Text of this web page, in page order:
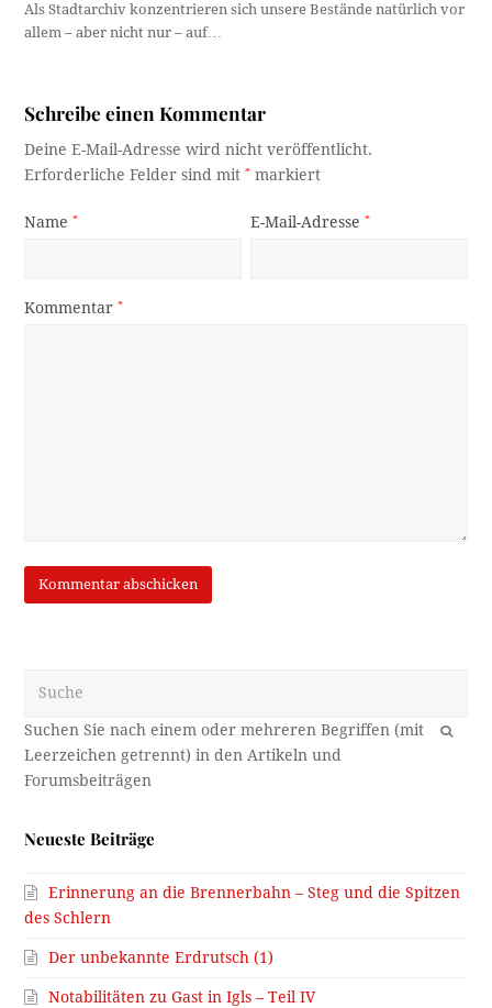
Als Stadtarchiv konzentrieren sich unsere Bestände natürlich vor
allem – aber nicht nur – auf…
Schreibe einen Kommentar
Deine E-Mail-Adresse wird nicht veröffentlicht.
Erforderliche Felder sind mit* markiert
Name* E-Mail-Adresse*
Kommentar*
OK
Neueste Beiträge
Erinnerung an die Brennerbahn – Steg und die Spitzen
des Schlern
Der unbekannte Erdrutsch (1)
Notabilitäten zu Gast in Igls – Teil IV